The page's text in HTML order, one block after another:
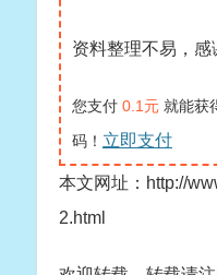
资料整理不易，感
您支付 0.1元 就能获
码！ 立即支付
本文网址：http://
2.html